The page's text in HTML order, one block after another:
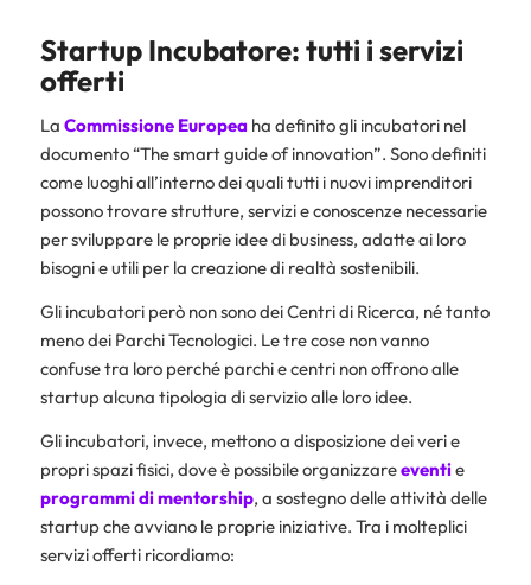
Startup Incubatore: tutti i servizi
offerti
La Commissione Europeaha definito gli incubatori nel
documento “The smart guide of innovation”. Sono definiti
come luoghi all’interno dei quali tutti i nuovi imprenditori
possono trovare strutture, servizi e conoscenze necessarie
per sviluppare le proprie idee di business, adatte ai loro
bisogni e utili per la creazione di realtà sostenibili.
Gli incubatori però non sono dei Centri di Ricerca, né tanto
meno dei Parchi Tecnologici. Le tre cose non vanno
confuse tra loro perché parchi e centri non offrono alle
startup alcuna tipologia di servizio alle loro idee.
Gli incubatori, invece, mettono a disposizione dei veri e
propri spazi fisici, dove è possibile organizzareeventie
programmidimentorship, a sostegno delle attività delle
startup che avviano le proprie iniziative. Tra i molteplici
servizi offerti ricordiamo: